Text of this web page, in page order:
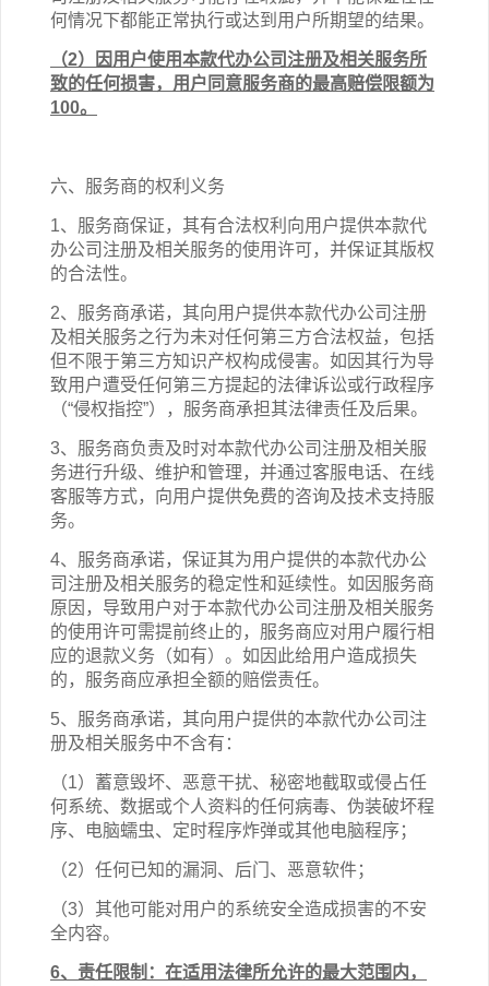
何情况下都能正常执行或达到用户所期望的结果。
（2）因用户使用本款代办公司注册及相关服务所
致的任何损害，用户同意服务商的最高赔偿限额为
100。
六、服务商的权利义务
1、服务商保证，其有合法权利向用户提供本款代
办公司注册及相关服务的使用许可，并保证其版权
的合法性。
2、服务商承诺，其向用户提供本款代办公司注册
及相关服务之行为未对任何第三方合法权益，包括
但不限于第三方知识产权构成侵害。如因其行为导
致用户遭受任何第三方提起的法律诉讼或行政程序
（“侵权指控”），服务商承担其法律责任及后果。
3、服务商负责及时对本款代办公司注册及相关服
务进行升级、维护和管理，并通过客服电话、在线
客服等方式，向用户提供免费的咨询及技术支持服
务。
4、服务商承诺，保证其为用户提供的本款代办公
司注册及相关服务的稳定性和延续性。如因服务商
原因，导致用户对于本款代办公司注册及相关服务
的使用许可需提前终止的，服务商应对用户履行相
应的退款义务（如有）。如因此给用户造成损失
的，服务商应承担全额的赔偿责任。
5、服务商承诺，其向用户提供的本款代办公司注
册及相关服务中不含有：
（1）蓄意毁坏、恶意干扰、秘密地截取或侵占任
何系统、数据或个人资料的任何病毒、伪装破坏程
序、电脑蠕虫、定时程序炸弹或其他电脑程序；
（2）任何已知的漏洞、后门、恶意软件；
（3）其他可能对用户的系统安全造成损害的不安
全内容。
6、责任限制：在适用法律所允许的最大范围内，